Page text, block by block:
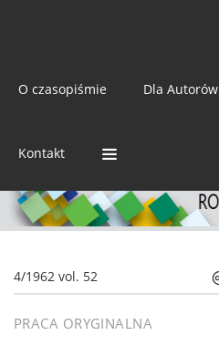
O czasopiśmie Dla Autorów
Kontakt
4/1962 vol. 52
PRACA ORYGINALNA